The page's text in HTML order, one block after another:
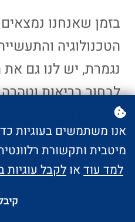
בזמן שאנחנו
הטכנולוגיה
נגמרת, יש לנו גם את
לבחור בריאות
המפגש הזה מציע
האתגרים הקיימים
אלא גם לחוות את
אנו משתמשים בעוגיות
מיטבית ותקשורת
למד עוד או לקבל עוגיות